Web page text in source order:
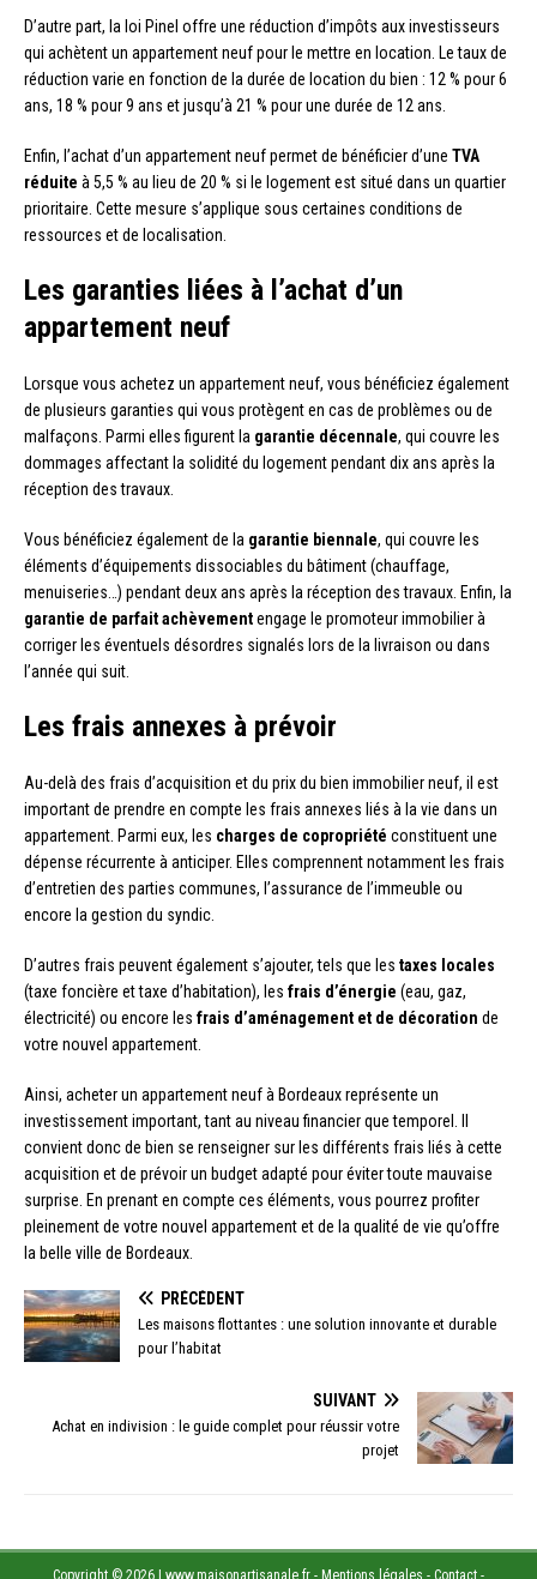
D’autre part, la loi Pinel offre une réduction d’impôts aux investisseurs
qui achètent un appartement neuf pour le mettre en location. Le taux de
réduction varie en fonction de la durée de location du bien : 12 % pour 6
ans, 18 % pour 9 ans et jusqu’à 21 % pour une durée de 12 ans.
Enfin, l’achat d’un appartement neuf permet de bénéficier d’une TVA
réduite à 5,5 % au lieu de 20 % si le logement est situé dans un quartier
prioritaire. Cette mesure s’applique sous certaines conditions de
ressources et de localisation.
Les garanties liées à l’achat d’un
appartement neuf
Lorsque vous achetez un appartement neuf, vous bénéficiez également
de plusieurs garanties qui vous protègent en cas de problèmes ou de
malfaçons. Parmi elles figurent la garantie décennale, qui couvre les
dommages affectant la solidité du logement pendant dix ans après la
réception des travaux.
Vous bénéficiez également de la garantie biennale, qui couvre les
éléments d’équipements dissociables du bâtiment (chauffage,
menuiseries…) pendant deux ans après la réception des travaux. Enfin, la
garantie de parfait achèvementengage le promoteur immobilier à
corriger les éventuels désordres signalés lors de la livraison ou dans
l’année qui suit.
Les frais annexes à prévoir
Au-delà des frais d’acquisition et du prix du bien immobilier neuf, il est
important de prendre en compte les frais annexes liés à la vie dans un
appartement. Parmi eux, les charges de copropriété constituent une
dépense récurrente à anticiper. Elles comprennent notamment les frais
d’entretien des parties communes, l’assurance de l’immeuble ou
encore la gestion du syndic.
D’autres frais peuvent également s’ajouter, tels que les taxes locales
(taxe foncière et taxe d’habitation), les frais d’énergie (eau, gaz,
électricité) ou encore les frais d’aménagement et de décoration de
votre nouvel appartement.
Ainsi, acheter un appartement neuf à Bordeaux représente un
investissement important, tant au niveau financier que temporel. Il
convient donc de bien se renseigner sur les différents frais liés à cette
acquisition et de prévoir un budget adapté pour éviter toute mauvaise
surprise. En prenant en compte ces éléments, vous pourrez profiter
pleinement de votre nouvel appartement et de la qualité de vie qu’offre
la belle ville de Bordeaux.
PRÉCÉDENT
Les maisons flottantes : une solution innovante et durable
pour l’habitat
SUIVANT
Achat en indivision : le guide complet pour réussir votre
projet
Copyright © 2026 | www.maisonartisanale.fr - Mentions légales - Contact -